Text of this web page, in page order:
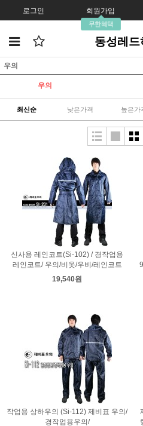
로그인 회원가입
무한혜택
동성레드
우의
우의
최신순 낮은가격 높은가
신사용 레인코트(Si-102) / 경작업용
레인코트/ 우의/비옷/우비/레인코트
19,540원
작업용 상하우의 (Si-112) 제비표 우의/
경작업용우의/